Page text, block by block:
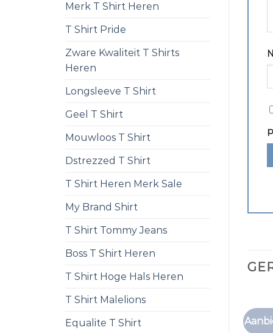
Merk T Shirt Heren
T Shirt Pride
Zware Kwaliteit T Shirts
Heren
Longsleeve T Shirt
Geel T Shirt
Mouwloos T Shirt
Dstrezzed T Shirt
T Shirt Heren Merk Sale
My Brand Shirt
T Shirt Tommy Jeans
Boss T Shirt Heren
T Shirt Hoge Hals Heren
T Shirt Malelions
Equalite T Shirt